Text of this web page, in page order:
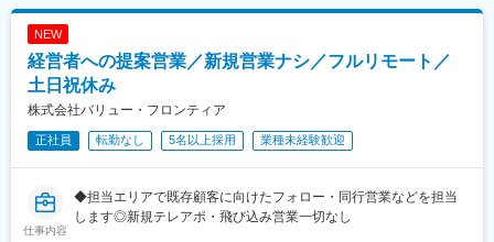
NEW
経営者への提案営業／新規営業ナシ／フルリモート／
土日祝休み
株式会社バリュー・フロンティア
正社員 転勤なし 5名以上採用 業種未経験歓迎
仕事内容
◆担当エリアで既存顧客に向けたフォロー・同行営業などを担当
します◎新規テレアポ・飛び込み営業一切なし